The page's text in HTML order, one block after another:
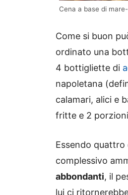
Cena a base di
Come si buon
ordinato una
4 bottigliette di
napoletana
calamari, alici e
fritte e 2
Essendo
complessivo
abbondanti, il
lui ci